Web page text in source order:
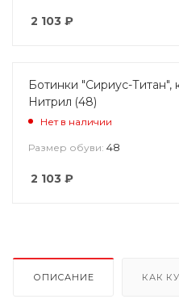
2 103 ₽
Ботинки "Сириус-
Нитрил (48)
Нет в наличии
Размер обуви: 48
2 103 ₽
ОПИСАНИЕ КАК